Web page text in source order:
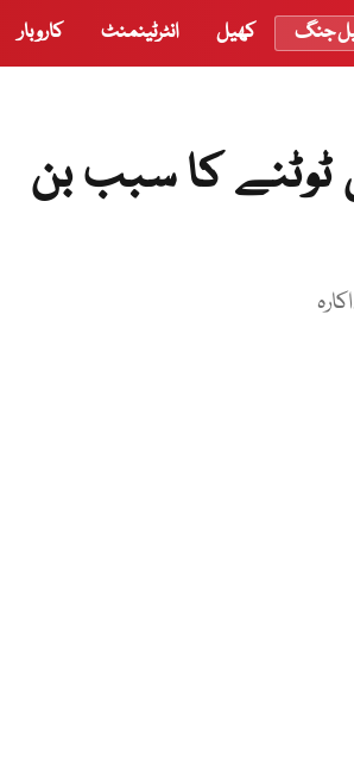
جنگ کھیل انٹرٹینمنٹ کاروبار
کا سبب بن